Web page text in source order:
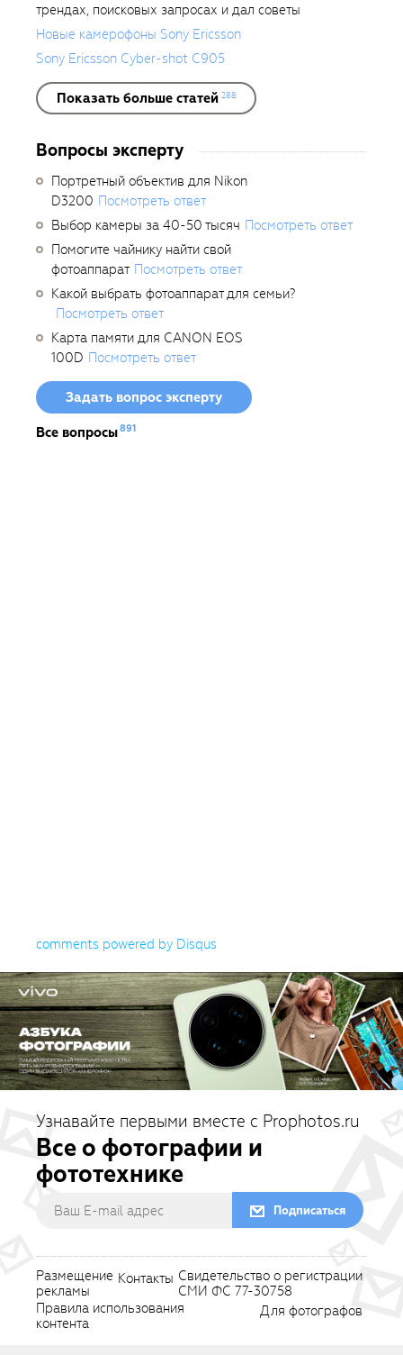
трендах, поисковых запросах и дал советы
Новые камерофоны Sony Ericsson
Sony Ericsson Cyber-shot C905
Показать больше статей 288
Вопросы эксперту
Портретный объектив для Nikon
D3200 Посмотреть ответ
Выбор камеры за 40-50 тысяч Посмотреть ответ
Помогите чайнику найти свой
фотоаппарат Посмотреть ответ
Какой выбрать фотоаппарат для семьи?
Посмотреть ответ
Карта памяти для CANON EOS
100D Посмотреть ответ
Задать вопрос эксперту
Все вопросы891
comments powered by Disqus
Узнавайте первыми вместе с Prophotos.ru
Все о фотографии и
фототехнике
Подписаться
Размещение
рекламы
Контакты Свидетельство о регистрации
СМИ ФС 77-30758
Правила использования
контента
Для фотографов